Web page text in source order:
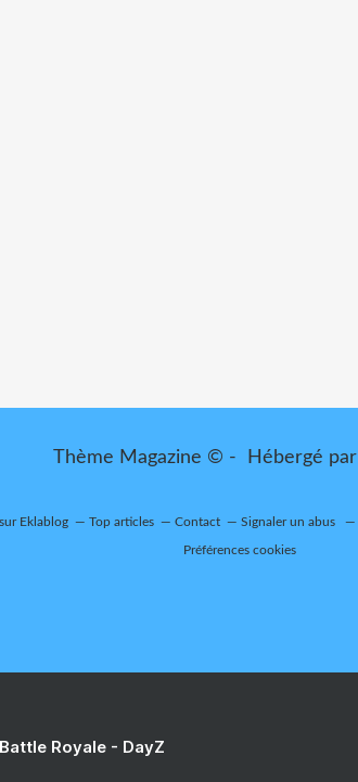
Thème Magazine © - Hébergé par
Eklablog Top articles Contact Signaler un abus
Préférences cookies
Royale - DayZ